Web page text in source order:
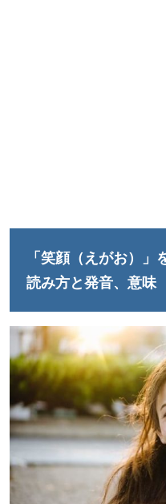
「笑顔（えがお）
読み方と発音、意味